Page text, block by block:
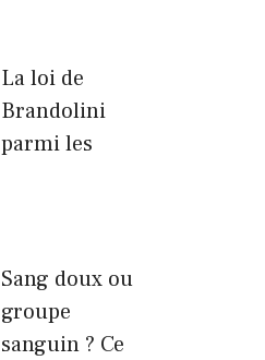
La loi de
Brandolini
parmi les
Sang doux ou
groupe
sanguin ? Ce